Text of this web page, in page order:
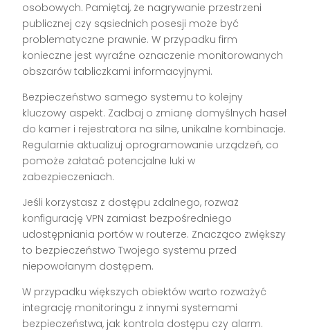
osobowych. Pamiętaj, że nagrywanie przestrzeni
publicznej czy sąsiednich posesji może być
problematyczne prawnie. W przypadku firm
konieczne jest wyraźne oznaczenie monitorowanych
obszarów tabliczkami informacyjnymi.
Bezpieczeństwo samego systemu to kolejny
kluczowy aspekt. Zadbaj o zmianę domyślnych haseł
do kamer i rejestratora na silne, unikalne kombinacje.
Regularnie aktualizuj oprogramowanie urządzeń, co
pomoże załatać potencjalne luki w
zabezpieczeniach.
Jeśli korzystasz z dostępu zdalnego, rozważ
konfigurację VPN zamiast bezpośredniego
udostępniania portów w routerze. Znacząco zwiększy
to bezpieczeństwo Twojego systemu przed
niepowołanym dostępem.
W przypadku większych obiektów warto rozważyć
integrację monitoringu z innymi systemami
bezpieczeństwa, jak kontrola dostępu czy alarm.